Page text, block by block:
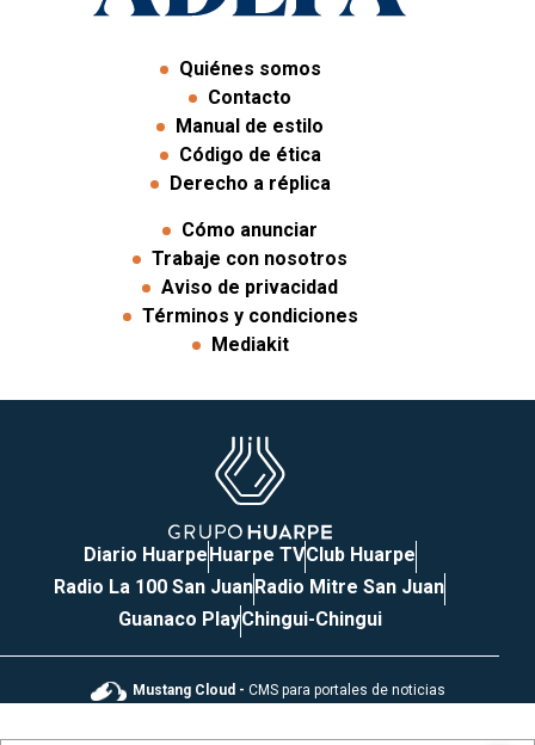
Quiénes somos
Contacto
Manual de estilo
Código de ética
Derecho a réplica
Cómo anunciar
Trabaje con nosotros
Aviso de privacidad
Términos y condiciones
Mediakit
Diario HuarpeHuarpe TVClub Huarpe
Radio La 100 San JuanRadio Mitre San Juan
Guanaco PlayChingui-Chingui
Mustang Cloud - CMS para portales de noticias